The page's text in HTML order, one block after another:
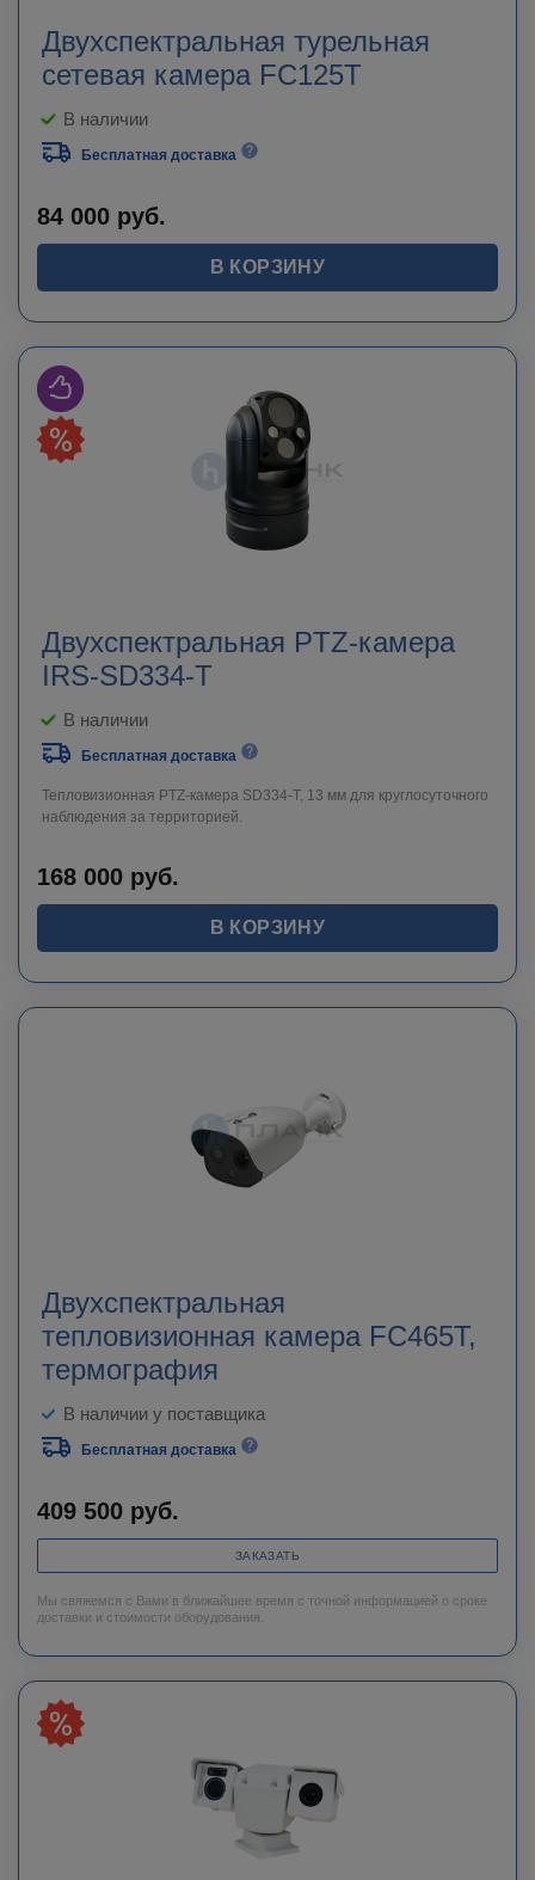
Двухспектральная турельная
сетевая камера FC125T
В наличии
Бесплатная доставка
84 000 руб.
В КОРЗИНУ
Двухспектральная PTZ-камера
IRS-SD334-T
В наличии
Бесплатная доставка
Тепловизионная PTZ-камера SD334-T, 13 мм для круглосуточного
наблюдения за территорией.
168 000 руб.
В КОРЗИНУ
Двухспектральная
тепловизионная камера FC465Т,
термография
В наличии у поставщика
Бесплатная доставка
409 500 руб.
ЗАКАЗАТЬ
Мы свяжемся с Вами в ближайшее время с точной информацией о сроке
доставки и стоимости оборудования.